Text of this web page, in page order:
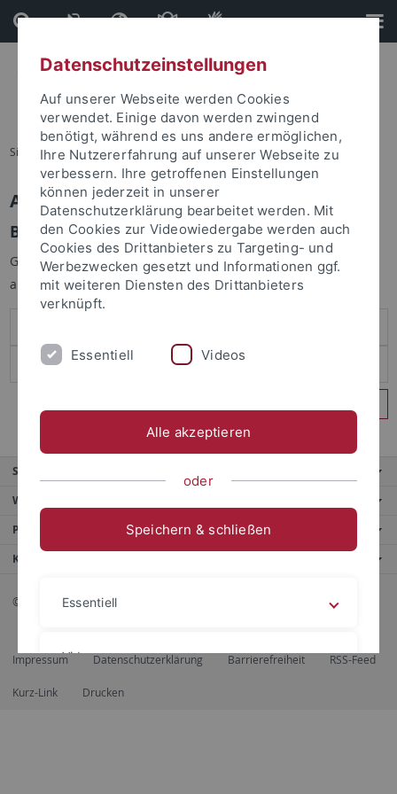
Direkt
zum
Inhalt
Direkt
zur
Fußleiste
Sie sind hier: Startseite
Anmelden
Benutzeranmeldung
Geben Sie Ihren Benutzernamen und Ihr Passwort an um sich
anzumelden:
Service
Weitere Angebote
Portale
Kontaktinfo
© 2026 Eberhard Karls Universität Tübingen, Tübingen
Impressum Datenschutzerklärung Barrierefreiheit RSS-Feed
Kurz-Link Drucken
Datenschutzeinstellungen
Auf unserer Webseite werden Cookies
verwendet. Einige davon werden zwingend
benötigt, während es uns andere ermöglichen,
Ihre Nutzererfahrung auf unserer Webseite zu
verbessern. Ihre getroffenen Einstellungen
können jederzeit in unserer
Datenschutzerklärung bearbeitet werden. Mit
den Cookies zur Videowiedergabe werden auch
Cookies des Drittanbieters zu Targeting- und
Werbezwecken gesetzt und Informationen ggf.
mit weiteren Diensten des Drittanbieters
verknüpft.
Essentiell Videos
Alle akzeptieren
oder
Speichern & schließen
Essentiell
Videos